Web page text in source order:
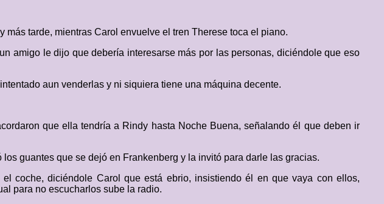
tarde, mientras Carol envuelve el tren Therese toca el piano.
amigo le dijo que debería interesarse más por las personas, diciéndole que eso
aun venderlas y ni siquiera tiene una máquina decente.
que ella tendría a Rindy hasta Noche Buena, señalando él que deben ir
guantes que se dejó en Frankenberg y la invitó para darle las gracias.
coche, diciéndole Carol que está ebrio, insistiendo él en que vaya con ellos,
para no escucharlos sube la radio.